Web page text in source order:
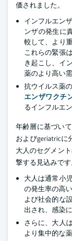
価されました。
インフルエン
ンザの発生に
較して、より
これらの緊張
き起こし、イ
薬のより高い
抗ウイルス薬
エンザワクチ
るインフルエ
年齢層に基づい
およびgeriatricに
大人のセグメン
撃する見込みです
大人は通常小
の発生率の高
よび社会的な
出され、感染
さらに、大人
より集中的な